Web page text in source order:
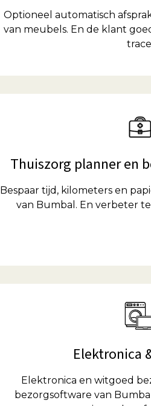
Optioneel automatisch
van meubels. En de klant
Thuiszorg planner en
Bespaar tijd, kilometers en
van Bumbal. En verbeter
Elektronica
Elektronica en witgoed
bezorgsoftware van